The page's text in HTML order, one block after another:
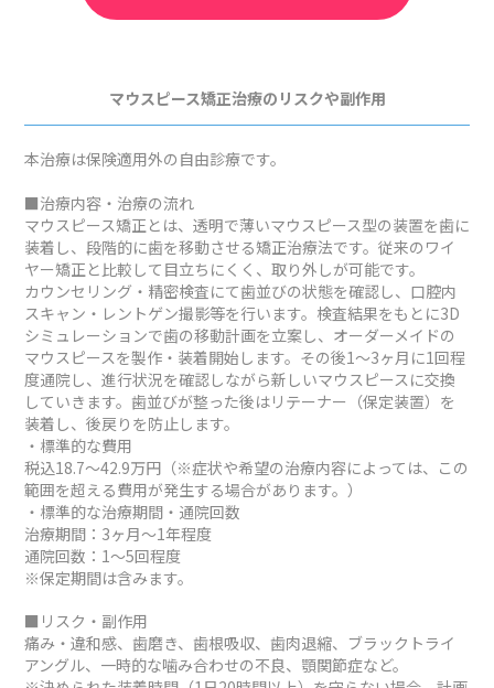
マウスピース矯正治療のリスクや副作用
本治療は保険適用外の自由診療です。
■治療内容・治療の流れ
マウスピース矯正とは、透明で薄いマウスピース型の装置を歯に
装着し、段階的に歯を移動させる矯正治療法です。従来のワイ
ヤー矯正と比較して目立ちにくく、取り外しが可能です。
カウンセリング・精密検査にて歯並びの状態を確認し、口腔内
スキャン・レントゲン撮影等を行います。検査結果をもとに3D
シミュレーションで歯の移動計画を立案し、オーダーメイドの
マウスピースを製作・装着開始します。その後1～3ヶ月に1回程
度通院し、進行状況を確認しながら新しいマウスピースに交換
していきます。歯並びが整った後はリテーナー（保定装置）を
装着し、後戻りを防止します。
・標準的な費用
税込18.7～42.9万円（※症状や希望の治療内容によっては、この
範囲を超える費用が発生する場合があります。）
・標準的な治療期間・通院回数
治療期間：3ヶ月～1年程度
通院回数：1～5回程度
※保定期間は含みます。
■リスク・副作用
痛み・違和感、歯磨き、歯根吸収、歯肉退縮、ブラックトライ
アングル、一時的な噛み合わせの不良、顎関節症など。